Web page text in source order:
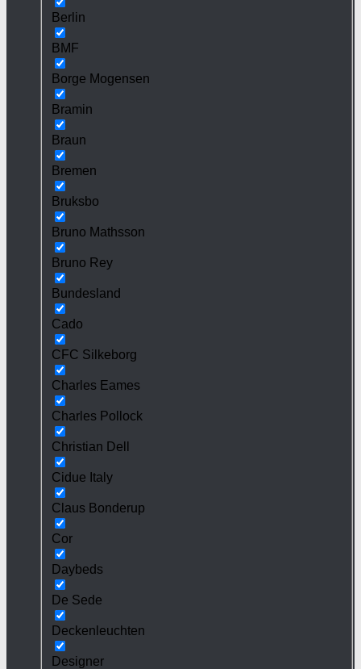
Berlin
BMF
Borge Mogensen
Bramin
Braun
Bremen
Bruksbo
Bruno Mathsson
Bruno Rey
Bundesland
Cado
CFC Silkeborg
Charles Eames
Charles Pollock
Christian Dell
Cidue Italy
Claus Bonderup
Cor
Daybeds
De Sede
Deckenleuchten
Designer